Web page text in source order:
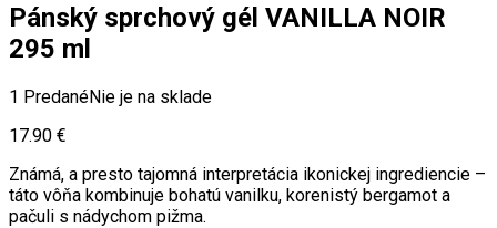
Pánský sprchový gél VANILLA NOIR
295 ml
1 PredanéNie je na sklade
17.90 €
Známá, a presto tajomná interpretácia ikonickej ingrediencie –
táto vôňa kombinuje bohatú vanilku, korenistý bergamot a
pačuli s nádychom pižma.